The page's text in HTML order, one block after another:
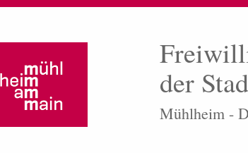
der
Mühlheim -